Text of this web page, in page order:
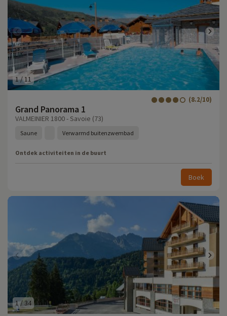
1/11
Grand Panorama 1
(8.2/10)
VALMEINIER 1800 - Savoie (73)
Saune Verwarmd buitenzwembad
Ontdek activiteiten in de buurt
Boek
1/34